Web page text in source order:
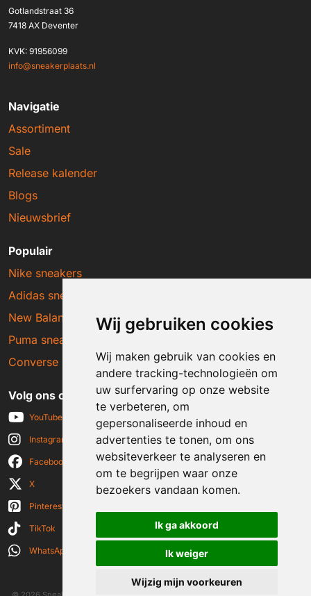
Wij gebruiken cookies
Wij maken gebruik van cookies en
andere tracking-technologieën om
uw surfervaring op onze website
te verbeteren, om
gepersonaliseerde inhoud en
advertenties te tonen, om ons
websiteverkeer te analyseren en
om te begrijpen waar onze
bezoekers vandaan komen.
Ik ga akkoord
Ik weiger
Wijzig mijn voorkeuren
Gotlandstraat 36
7418 AX Deventer
KVK: 91956099
info@sneakerplaats.nl
Navigatie
Assortiment
Sale
Release kalender
Blogs
Nieuwsbrief
Populair
Nike sneakers
Adidas sneakers
New Balance sneakers
Puma sneakers
Converse sneakers
Volg ons op social media
YouTube
Instagram
Facebook
X
Pinterest
TikTok
WhatsApp